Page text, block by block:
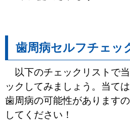
歯周病セルフチェッ
以下のチェックリストで
ックしてみましょう。当て
歯周病の可能性があります
してください！